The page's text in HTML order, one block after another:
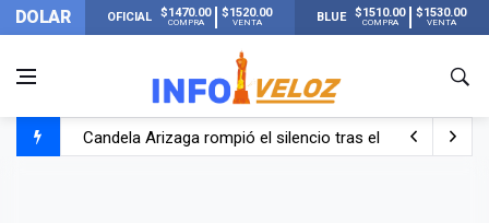
DOLAR OFICIAL $1470.00
COMPRA
$1520.00
VENTA BLUE $1510.00
COMPRA
$1530.00
VENTA
Candela Arizaga rompió el silencio tras el incidente con